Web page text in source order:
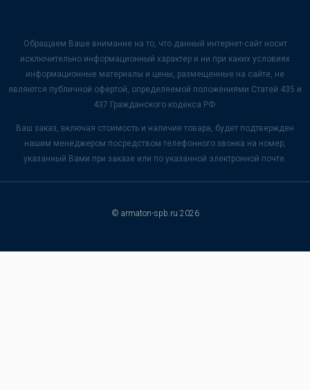
Обращаем Ваше внимание на то, что данный интернет-сайт носит
исключительно информационный характер и ни при каких условиях
информационные материалы и цены, размещенные на сайте, не
являются публичной офертой, определяемой положениями Статей 435 и
437 Гражданского кодекса РФ.
Ваш заказ, включая стоимость и наличие товара, будет подтвержден
нашим менеджером посредством телефонного звонка на номер,
указанный Вами при заказе или по указанной электронной почте.
© armaton-spb.ru 2026